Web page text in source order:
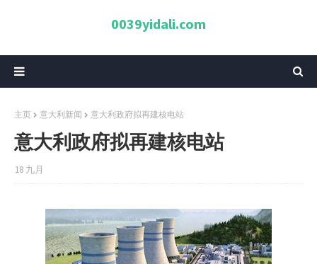
0039yidali.com
主页 意大利新闻 意大利政府拟再建核电站
意大利政府拟再建核电站
18 九月